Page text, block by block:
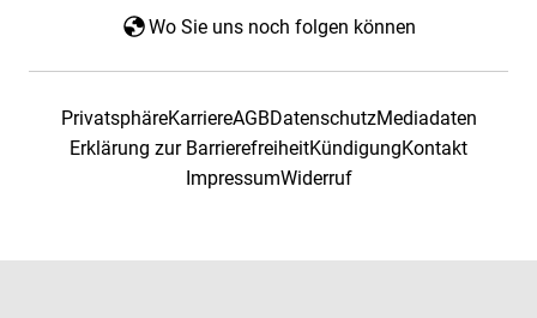
Wo Sie uns noch folgen können
PrivatsphäreKarriereAGBDatenschutzMediadaten
Erklärung zur BarrierefreiheitKündigungKontakt
ImpressumWiderruf